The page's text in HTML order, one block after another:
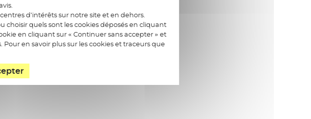
d’intérêts sur notre site et en dehors.
choisir quels sont les cookies déposés en cliquant
en cliquant sur « Continuer sans accepter » et
en savoir plus sur les cookies et traceurs que